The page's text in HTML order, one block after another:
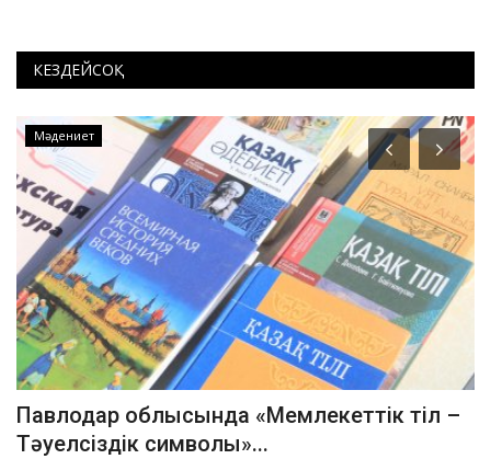
КЕЗДЕЙСОҚ
Мәдениет
Павлодар облысында «Мемлекеттік тіл –
Тәуелсіздік символы»...